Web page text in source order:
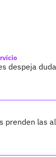
despeja
prenden las